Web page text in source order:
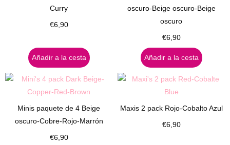
Curry
€6,90
Añadir a la cesta
oscuro-Beige oscuro-Beige
oscuro
€6,90
Añadir a la cesta
Minis paquete de 4 Beige
oscuro-Cobre-Rojo-Marrón
€6,90
Maxis 2 pack Rojo-Cobalto Azul
€6,90